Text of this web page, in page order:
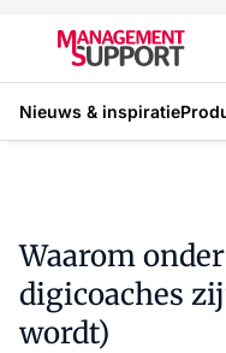
Nieuws & inspiratie
Waarom
digicoaches
wordt)